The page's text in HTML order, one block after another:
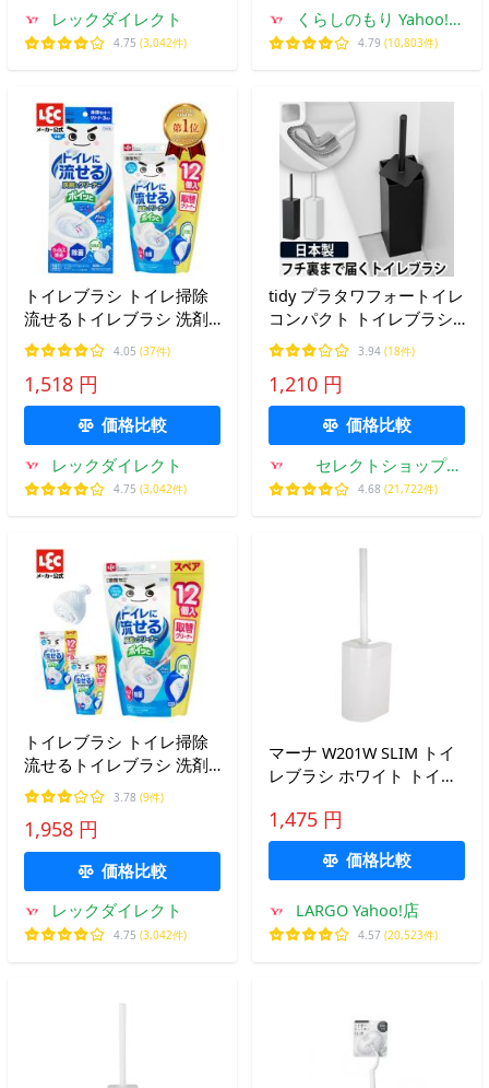
レックダイレクト
4.75 (3,042件)
くらしのもり Yahoo!シ
ョッピング店
4.79 (10,803件)
トイレブラシ トイレ掃除
流せるトイレブラシ 洗剤
入 流せる トイレ トイレ掃
除グッズ 使い捨て ブラシ
便器掃除ブラシ 激落ちく
ん 本体＋クリーナー15個
4.05 (37件)
1,518 円
価格比較
レックダイレクト
4.75 (3,042件)
tidy プラタワフォートイレ
コンパクト トイレブラシ
おしゃれ トイレ掃除 掃除
用具
3.94 (18件)
1,210 円
価格比較
セレクトショップ
AQUA・アクア
4.68 (21,722件)
トイレブラシ トイレ掃除
流せるトイレブラシ 洗剤
入 流せる トイレ トイレ掃
除グッズ 使い捨て ブラシ
便器掃除ブラシ 激落ちく
ん クリーナー12個×3 レッ
3.78 (9件)
1,958 円
価格比較
レックダイレクト
4.75 (3,042件)
マーナ W201W SLIM トイ
レブラシ ホワイト トイレ
1,475 円
価格比較
LARGO Yahoo!店
4.57 (20,523件)